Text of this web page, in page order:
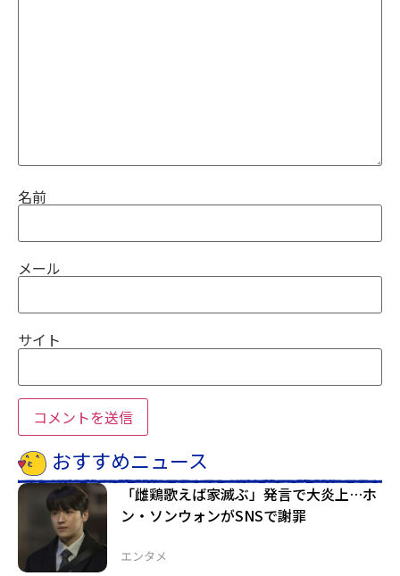
名前
メール
サイト
おすすめニュース
エンタメ
「雌鶏歌えば家滅ぶ」発言で大炎上…ホ
ン・ソンウォンがSNSで謝罪